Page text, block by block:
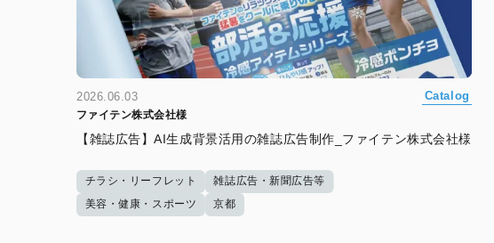
2026.06.03 Catalog
ファイテン株式会社様
【雑誌広告】AI生成背景活用の雑誌広告制作_ファイテン株式会社様
チラシ・リーフレット
雑誌広告・新聞広告等
美容・健康・スポーツ
京都